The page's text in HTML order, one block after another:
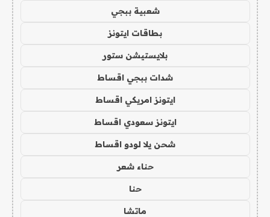
شعبية ببجي
بطاقات ايتونز
بلايستيشن ستور
شدات ببجي اقساط
ايتونز امريكي اقساط
ايتونز سعودي اقساط
شحن يلا لودو اقساط
حناء شعر
حنا
ماتشا